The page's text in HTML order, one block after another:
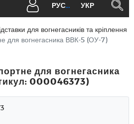
РУС УКР
для вогнегасників та кріплення
для вогнегасника ВВК-5 (ОУ-7)
для вогнегасника
000046373)